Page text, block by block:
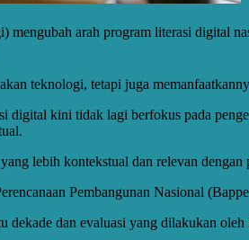
arah program literasi digital
teknologi, tetapi juga
kini tidak lagi berfokus pada
lebih kontekstual dan relevan dengan
Pembangunan Nasional
dan evaluasi yang dilakukan